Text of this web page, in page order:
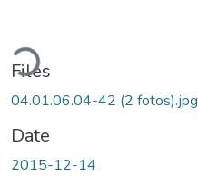
Files
04.01.06.04-42 (2 fotos).jpg
Date
2015-12-14